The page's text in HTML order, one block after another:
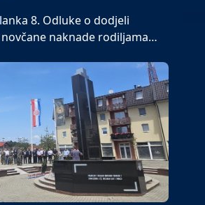
8. Odluke o dodjeli
naknade rodiljama…